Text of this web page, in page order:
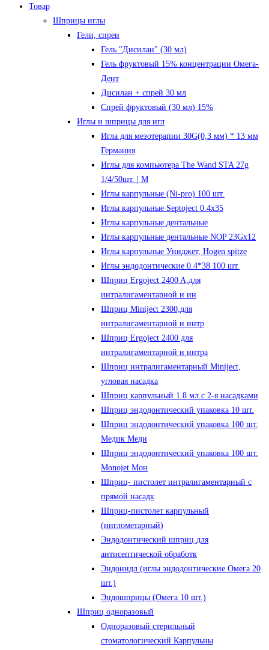
Товар
Шприцы иглы
Гели, спреи
Гель "Дисилан" (30 мл)
Гель фруктовый 15% концентрации Омега-
Дент
Дисилан + спрей 30 мл
Спрей фруктовый (30 мл) 15%
Иглы и шприцы для игл
Игла для мезотерапии 30G(0,3 мм) * 13 мм
Германия
Иглы для компьютера The Wand STA 27g
1/4/50шт. | M
Иглы карпульные (Ni-pro) 100 шт.
Иглы карпульные Septoject 0.4х35
Иглы карпульные дентальные
Иглы карпульные дентальные NOP 23Gх12
Иглы карпульные Униджет, Hogen spitze
Иглы эндодонтические 0.4*38 100 шт.
Шприц Ergoject 2400 A,для
интралигаментарной и ин
Шприц Miniject 2300,для
интралигаментарной и интр
Шприц Ergoject 2400 для
интралигаментарной и интра
Шприц интралигаментарный Miniject,
угловая насадка
Шприц карпульный 1.8 мл.с 2-я насадками
Шприц эндодонтический упаковка 10 шт.
Шприц эндодонтический упаковка 100 шт.
Медик Меди
Шприц эндодонтический упаковка 100 шт.
Monojet Мон
Шприц- пистолет интралигаментарный с
прямой насадк
Шприц-пистолет карпульный
(инглометарный)
Эндодонтический шприц для
антисептической обработк
Эндонидл (иглы эндодонтические Омега 20
шт.)
Эндошприцы (Омега 10 шт.)
Шприц одноразовый
Одноразовый стерильный
стоматологический Карпульны